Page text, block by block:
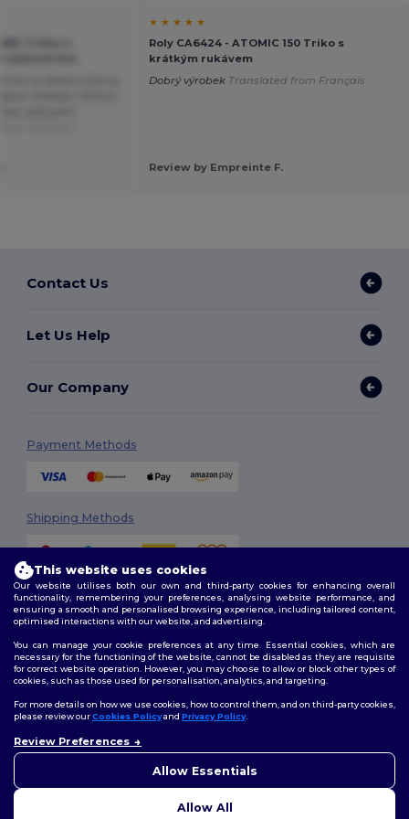
★ ★ ★ ★ ★
Roly CA6424 - ATOMIC 150 Triko s
krátkým rukávem
Dobrý výrobek Translated from Français
Review by Empreinte F.
Contact Us
Let Us Help
Our Company
Payment Methods
Shipping Methods
2026. All Rights Reserved
Terms & Conditions| Customization Policy
Policy|Site Map
Follow Us
This website uses cookies
Our website utilises both our own and third-party cookies for enhancing overall
functionality, remembering your preferences, analysing website performance, and
ensuring a smooth and personalised browsing experience, including tailored content,
optimised interactions with our website, and advertising.
You can manage your cookie preferences at any time. Essential cookies, which are
necessary for the functioning of the website, cannot be disabled as they are requisite
for correct website operation. However, you may choose to allow or block other types of
cookies, such as those used for personalisation, analytics, and targeting.
For more details on how we use cookies, how to control them, and on third-party cookies,
please review ourCookies Policyand Privacy Policy.
Review Preferences
Allow Essentials
Allow All
nebo obavy, můžete nás
chatbot je tu, aby vám pomohl.